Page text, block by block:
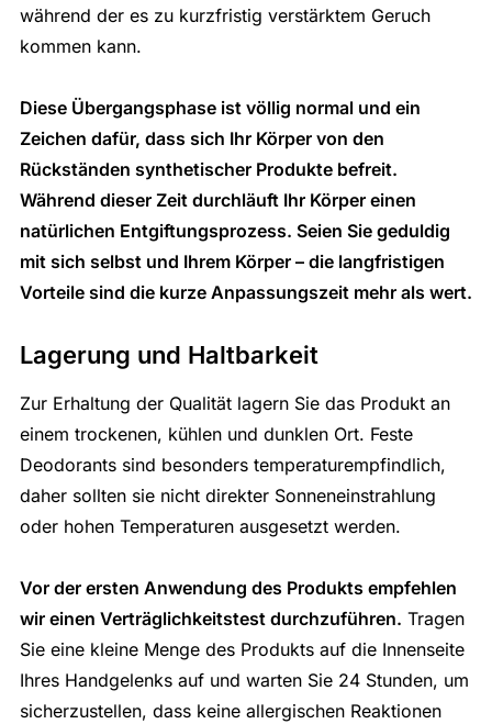
während der es zu kurzfristig verstärktem Geruch
kommen kann.
Diese Übergangsphase ist völlig normal und ein
Zeichen dafür, dass sich Ihr Körper von den
Rückständen synthetischer Produkte befreit.
Während dieser Zeit durchläuft Ihr Körper einen
natürlichen Entgiftungsprozess. Seien Sie geduldig
mit sich selbst und Ihrem Körper – die langfristigen
Vorteile sind die kurze Anpassungszeit mehr als wert.
Lagerung und Haltbarkeit
Zur Erhaltung der Qualität lagern Sie das Produkt an
einem trockenen, kühlen und dunklen Ort. Feste
Deodorants sind besonders temperaturempfindlich,
daher sollten sie nicht direkter Sonneneinstrahlung
oder hohen Temperaturen ausgesetzt werden.
Vor der ersten Anwendung des Produkts empfehlen
wir einen Verträglichkeitstest durchzuführen. Tragen
Sie eine kleine Menge des Produkts auf die Innenseite
Ihres Handgelenks auf und warten Sie 24 Stunden, um
sicherzustellen, dass keine allergischen Reaktionen